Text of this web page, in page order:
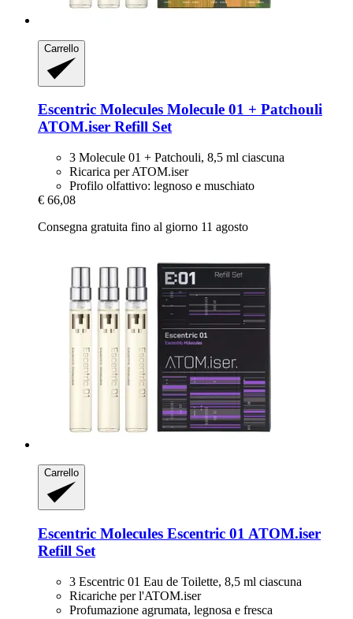
Carrello
Escentric Molecules Molecule 01 + Patchouli
ATOM.iser Refill Set
3 Molecule 01 + Patchouli, 8,5 ml ciascuna
Ricarica per ATOM.iser
Profilo olfattivo: legnoso e muschiato
€ 66,08
Consegna gratuita fino al giorno 11 agosto
Carrello
Escentric Molecules Escentric 01 ATOM.iser
Refill Set
3 Escentric 01 Eau de Toilette, 8,5 ml ciascuna
Ricariche per l'ATOM.iser
Profumazione agrumata, legnosa e fresca